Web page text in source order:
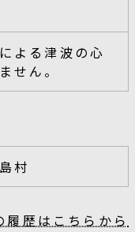
よる津波の心
せん。
村
歴はこちらから